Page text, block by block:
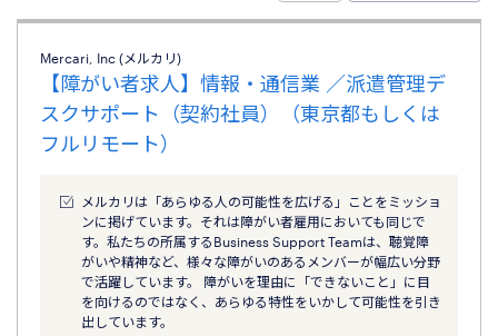
Mercari, Inc (メルカリ)
【障がい者求人】情報・通信業 ／派遣管理デ
スクサポート（契約社員）（東京都もしくは
フルリモート）
メルカリは「あらゆる人の可能性を広げる」ことをミッショ
ンに掲げています。それは障がい者雇用においても同じで
す。私たちの所属するBusiness Support Teamは、聴覚障
がいや精神など、様々な障がいのあるメンバーが幅広い分野
で活躍しています。 障がいを理由に「できないこと」に目
を向けるのではなく、あらゆる特性をいかして可能性を引き
出しています。